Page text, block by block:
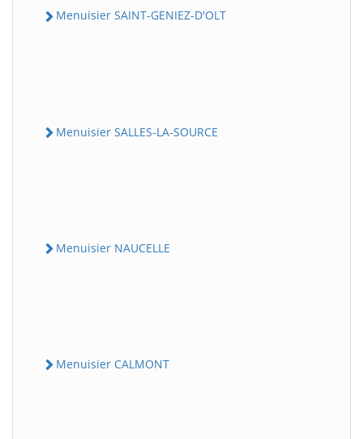
Menuisier SAINT-GENIEZ-D'OLT
Menuisier SALLES-LA-SOURCE
Menuisier NAUCELLE
Menuisier CALMONT